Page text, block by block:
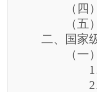
（四）国家
（五）国家
二、国家级
（一）项
1、
2、厂